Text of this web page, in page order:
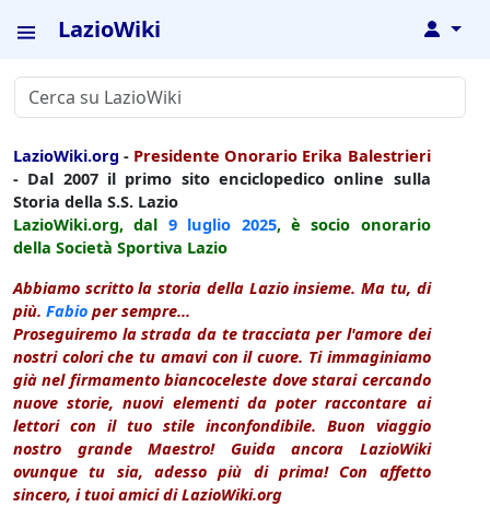
LazioWiki ↓
LazioWiki.org - Presidente Onorario Erika Balestrieri
- Dal 2007 il primo sito enciclopedico online sulla
Storia della S.S. Lazio
LazioWiki.org, dal 9 luglio 2025, è socio onorario
della Società Sportiva Lazio
Abbiamo scritto la storia della Lazio insieme. Ma tu, di
più. Fabio per sempre...
Proseguiremo la strada da te tracciata per l'amore dei
nostri colori che tu amavi con il cuore. Ti immaginiamo
già nel firmamento biancoceleste dove starai cercando
nuove storie, nuovi elementi da poter raccontare ai
lettori con il tuo stile inconfondibile. Buon viaggio
nostro grande Maestro! Guida ancora LazioWiki
ovunque tu sia, adesso più di prima! Con affetto
sincero, i tuoi amici di LazioWiki.org